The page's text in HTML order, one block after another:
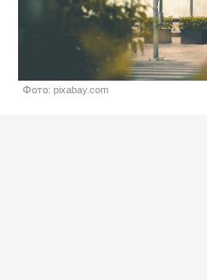
Фото: pixabay.com